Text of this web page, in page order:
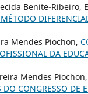
Benite-Ribeiro,
Mendes Piochon,
DA
Mendes Piochon,
CONGRESSO DE